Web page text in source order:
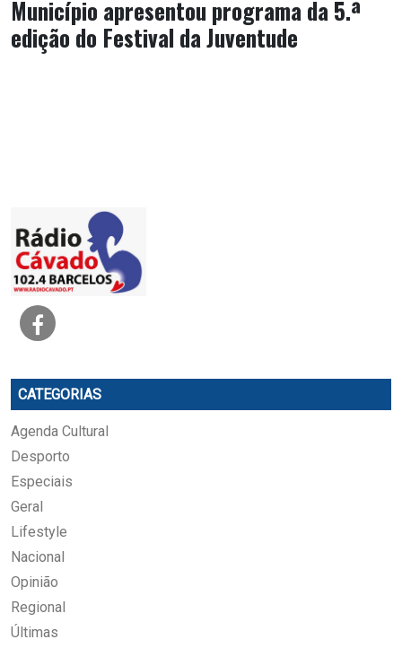
Município apresentou programa da 5.ª
edição do Festival da Juventude
CATEGORIAS
Agenda Cultural
Desporto
Especiais
Geral
Lifestyle
Nacional
Opinião
Regional
Últimas